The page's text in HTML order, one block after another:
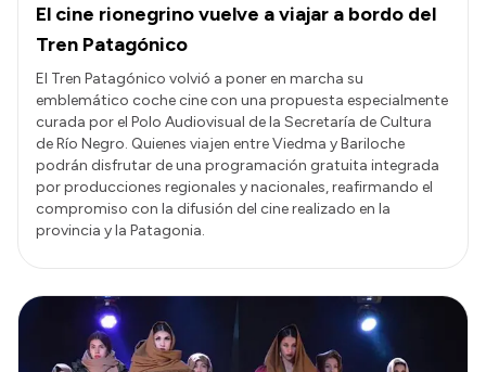
El cine rionegrino vuelve a viajar a bordo del
Tren Patagónico
El Tren Patagónico volvió a poner en marcha su
emblemático coche cine con una propuesta especialmente
curada por el Polo Audiovisual de la Secretaría de Cultura
de Río Negro. Quienes viajen entre Viedma y Bariloche
podrán disfrutar de una programación gratuita integrada
por producciones regionales y nacionales, reafirmando el
compromiso con la difusión del cine realizado en la
provincia y la Patagonia.